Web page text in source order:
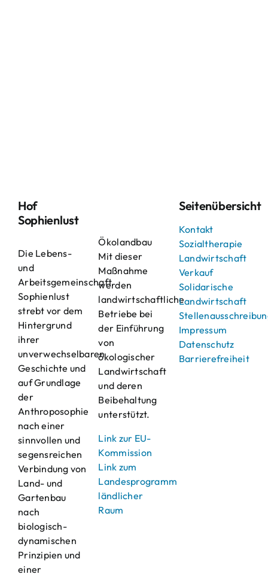
Hof
Sophienlust
Die Lebens-
und
Arbeitsgemeinschaft
Sophienlust
strebt vor dem
Hintergrund
ihrer
unverwechselbaren
Geschichte und
auf Grundlage
der
Anthroposophie
nach einer
sinnvollen und
segensreichen
Verbindung von
Land- und
Gartenbau
nach
biologisch-
dynamischen
Prinzipien und
einer
Ökolandbau
Mit dieser
Maßnahme
werden
landwirtschaftliche
Betriebe bei
der Einführung
von
ökologischer
Landwirtschaft
und deren
Beibehaltung
unterstützt.
Link zur EU-
Kommission
Link zum
Landesprogramm
ländlicher
Raum
Seitenübersicht
Kontakt
Sozialtherapie
Landwirtschaft
Verkauf
Solidarische
Landwirtschaft
Impressum
Datenschutz
Barrierefreiheit